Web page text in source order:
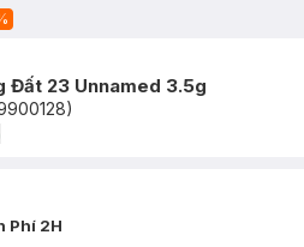
Đất 23 Unnamed 3.5g
)
Phí 2H